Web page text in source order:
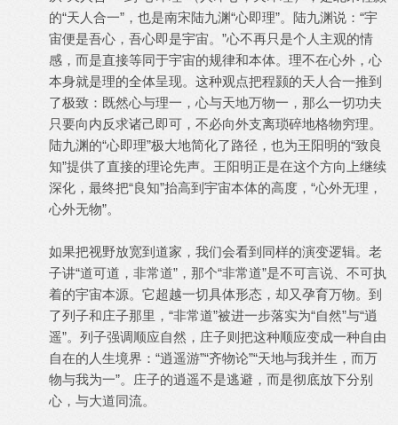
的“天人合一”，也是南宋陆九渊“心即理”。陆九渊说：“宇
宙便是吾心，吾心即是宇宙。”心不再只是个人主观的情
感，而是直接等同于宇宙的规律和本体。理不在心外，心
本身就是理的全体呈现。这种观点把程颢的天人合一推到
了极致：既然心与理一，心与天地万物一，那么一切功夫
只要向内反求诸己即可，不必向外支离琐碎地格物穷理。
陆九渊的“心即理”极大地简化了路径，也为王阳明的“致良
知”提供了直接的理论先声。王阳明正是在这个方向上继续
深化，最终把“良知”抬高到宇宙本体的高度，“心外无理，
心外无物”。
如果把视野放宽到道家，我们会看到同样的演变逻辑。老
子讲“道可道，非常道”，那个“非常道”是不可言说、不可执
着的宇宙本源。它超越一切具体形态，却又孕育万物。到
了列子和庄子那里，“非常道”被进一步落实为“自然”与“逍
遥”。列子强调顺应自然，庄子则把这种顺应变成一种自由
自在的人生境界：“逍遥游”“齐物论”“天地与我并生，而万
物与我为一”。庄子的逍遥不是逃避，而是彻底放下分别
心，与大道同流。